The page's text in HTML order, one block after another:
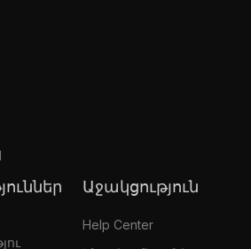
Աջակցություն
Help Center